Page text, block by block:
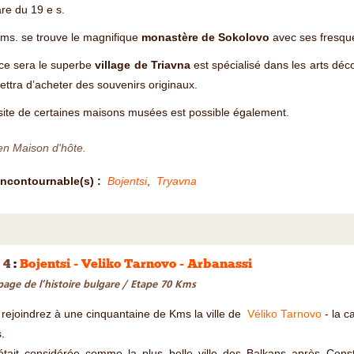
du 19 e s.
se trouve le magnifique monastère de Sokolovo avec ses
sera le superbevillage de Triavna est spécialisé dans les arts
d’acheter des souvenirs originaux.
de certaines maisons musées est possible également.
Maison d'hôte.
: Bojentsi, Tryavna
4: Bojentsi - Veliko Tarnovo - Arbanassi
de l’histoire bulgare / Etape 70 Kms
à une cinquantaine de Kms la ville de Véliko Tarnovo- la